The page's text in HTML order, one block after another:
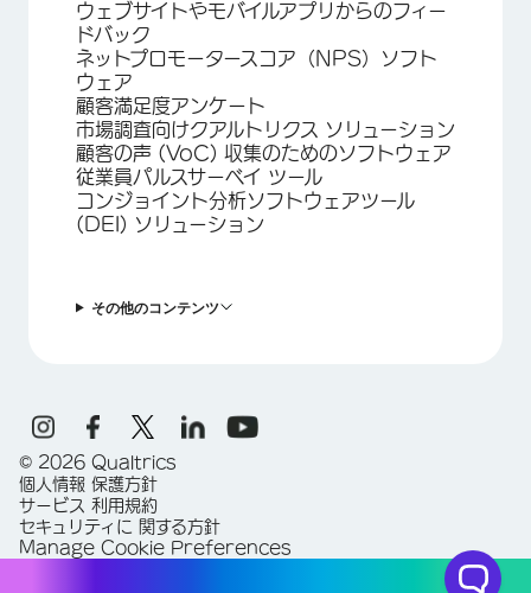
ウェブサイトやモバイルアプリからのフィー
ドバック
ネットプロモータースコア（NPS）ソフト
ウェア
顧客満足度アンケート
市場調査向けクアルトリクス ソリューション
顧客の声 (VoC) 収集のためのソフトウェア
従業員パルスサーベイ ツール
コンジョイント分析ソフトウェアツール
(DEI) ソリューション
その他のコンテンツ
© 2026 Qualtrics
個人情報 保護方針
サービス 利用規約
セキュリティに 関する方針
Manage Cookie Preferences